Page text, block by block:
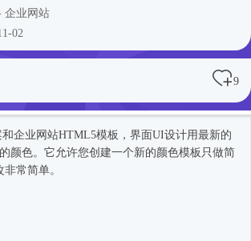
企业网站
02
9
企业网站HTML5模板 ，界面UI设计用最新的
颜色。它允许您创建一个新的颜色模板只做简
常简单。